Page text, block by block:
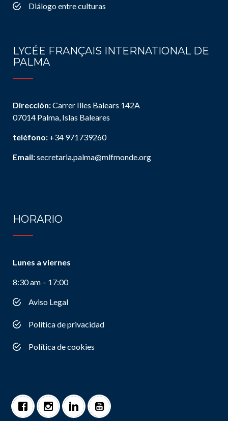
Diálogo entre culturas
LYCÉE FRANÇAIS INTERNATIONAL DE
PALMA
Dirección:Carrer Illes Balears 142A
07014 Palma, Islas Baleares
teléfono: +34 971739260
Email:secretaria.palma@mlfmonde.org
HORARIO
Lunes a viernes
8:30 am – 17:00
Aviso Legal
Política de privacidad
Política de cookies